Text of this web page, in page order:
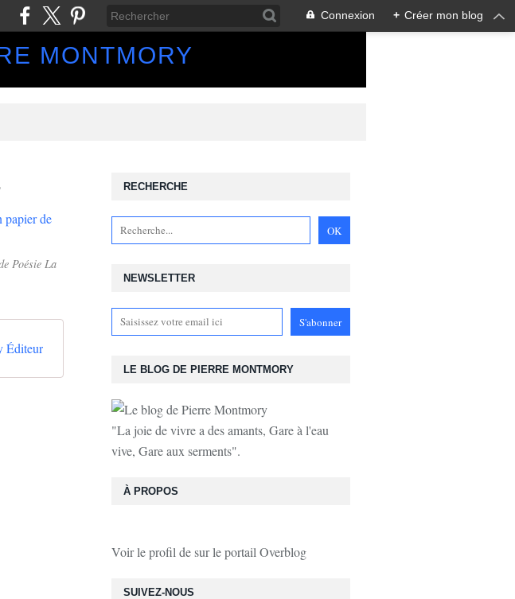
Connexion + Créer mon blog
MONTMORY
Poésie La
Éditeur
NEWSLETTER
SUIVEZ-NOUS
RECHERCHE
LE BLOG DE PIERRE MONTMORY
"La joie de vivre a des amants, Gare à l'eau
vive, Gare aux serments".
À PROPOS
Voir le profil desur le portail Overblog